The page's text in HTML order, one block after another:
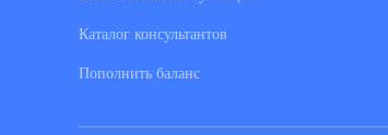
Каталог консультантов
Пополнить баланс